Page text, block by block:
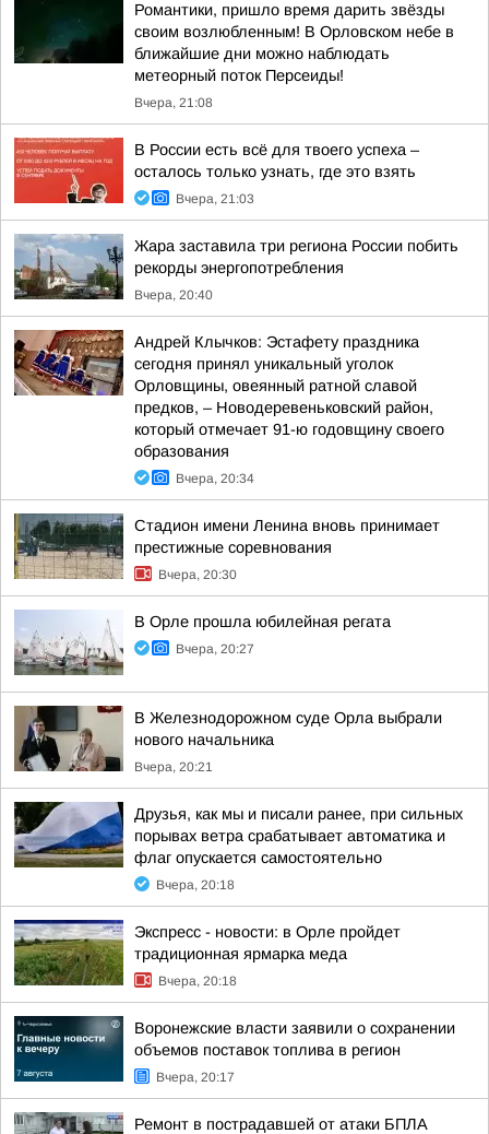
Романтики, пришло время дарить звёзды
своим возлюбленным! В Орловском небе в
ближайшие дни можно наблюдать
метеорный поток Персеиды!
Вчера, 21:08
В России есть всё для твоего успеха –
осталось только узнать, где это взять
Вчера, 21:03
Жара заставила три региона России побить
рекорды энергопотребления
Вчера, 20:40
Андрей Клычков: Эстафету праздника
сегодня принял уникальный уголок
Орловщины, овеянный ратной славой
предков, – Новодеревеньковский район,
который отмечает 91-ю годовщину своего
образования
Вчера, 20:34
Стадион имени Ленина вновь принимает
престижные соревнования
Вчера, 20:30
В Орле прошла юбилейная регата
Вчера, 20:27
В Железнодорожном суде Орла выбрали
нового начальника
Вчера, 20:21
Друзья, как мы и писали ранее, при сильных
порывах ветра срабатывает автоматика и
флаг опускается самостоятельно
Вчера, 20:18
Экспресс - новости: в Орле пройдет
традиционная ярмарка меда
Вчера, 20:18
Воронежские власти заявили о сохранении
объемов поставок топлива в регион
Вчера, 20:17
Ремонт в пострадавшей от атаки БПЛА